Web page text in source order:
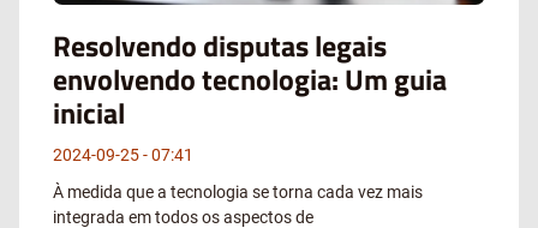
Resolvendo disputas legais
envolvendo tecnologia: Um guia
inicial
2024-09-25
07:41
À medida que a tecnologia se torna cada vez mais
integrada em todos os aspectos de